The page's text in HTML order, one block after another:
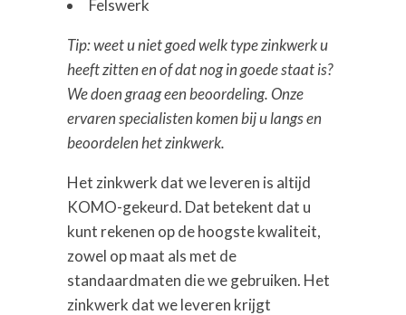
Felswerk
Tip: weet u niet goed welk type zinkwerk u
heeft zitten en of dat nog in goede staat is?
We doen graag een beoordeling. Onze
ervaren specialisten komen bij u langs en
beoordelen het zinkwerk.
Het zinkwerk dat we leveren is altijd
KOMO-gekeurd. Dat betekent dat u
kunt rekenen op de hoogste kwaliteit,
zowel op maat als met de
standaardmaten die we gebruiken. Het
zinkwerk dat we leveren krijgt